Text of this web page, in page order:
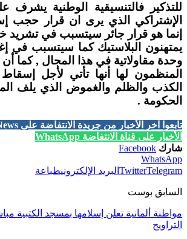
للتذكير فالتنسيقية الوطنية يشرف
الإشتراكي الذي يرى ان قرار حجب
إنما هو قرار جائر سيتسبب في
وحدة مقاولاتية في هذا المجال , كما أن
المنظمون لها أنها تأتي لأجل
الكذب والظلم والغموض الذي يلف
الحكومة .
تابعوا آخر الأخبار من جريدة الانتفاضة على Google News
الأخبار على قناة الانتفاضة WhatsApp
شارك Facebook
WhatsApp
TwitterTelegram البريد الإلكترونيطباعة
السابق بوست
مواطنة ألمانية تعلن إسلامها بمسجد الكتبية
التراويح